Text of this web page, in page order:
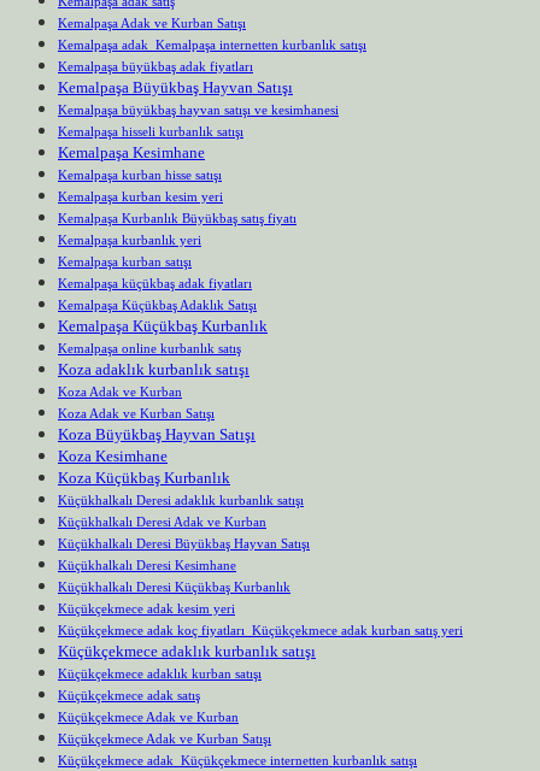
Kemalpaşa Adak ve Kurban Satışı
Kemalpaşa adak Kemalpaşa internetten kurbanlık satışı
Kemalpaşa büyükbaş adak fiyatları
Kemalpaşa Büyükbaş Hayvan Satışı
Kemalpaşa büyükbaş hayvan satışı ve kesimhanesi
Kemalpaşa hisseli kurbanlık satışı
Kemalpaşa Kesimhane
Kemalpaşa kurban hisse satışı
Kemalpaşa kurban kesim yeri
Kemalpaşa Kurbanlık Büyükbaş satış fiyatı
Kemalpaşa kurbanlık yeri
Kemalpaşa kurban satışı
Kemalpaşa küçükbaş adak fiyatları
Kemalpaşa Küçükbaş Adaklık Satışı
Kemalpaşa Küçükbaş Kurbanlık
Kemalpaşa online kurbanlık satış
Koza adaklık kurbanlık satışı
Koza Adak ve Kurban
Koza Adak ve Kurban Satışı
Koza Büyükbaş Hayvan Satışı
Koza Kesimhane
Koza Küçükbaş Kurbanlık
Küçükhalkalı Deresi adaklık kurbanlık satışı
Küçükhalkalı Deresi Adak ve Kurban
Küçükhalkalı Deresi Büyükbaş Hayvan Satışı
Küçükhalkalı Deresi Kesimhane
Küçükhalkalı Deresi Küçükbaş Kurbanlık
Küçükçekmece adak kesim yeri
Küçükçekmece adak koç fiyatları Küçükçekmece adak kurban satış yeri
Küçükçekmece adaklık kurbanlık satışı
Küçükçekmece adaklık kurban satışı
Küçükçekmece adak satış
Küçükçekmece Adak ve Kurban
Küçükçekmece Adak ve Kurban Satışı
Küçükçekmece adak Küçükçekmece internetten kurbanlık satışı